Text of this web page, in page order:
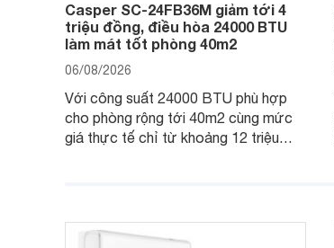
Casper SC-24FB36M giảm tới 4
triệu đồng, điều hòa 24000 BTU
làm mát tốt phòng 40m2
06/08/2026
Với công suất 24000 BTU phù hợp
cho phòng rộng tới 40m2 cùng mức
giá thực tế chỉ từ khoảng 12 triệu